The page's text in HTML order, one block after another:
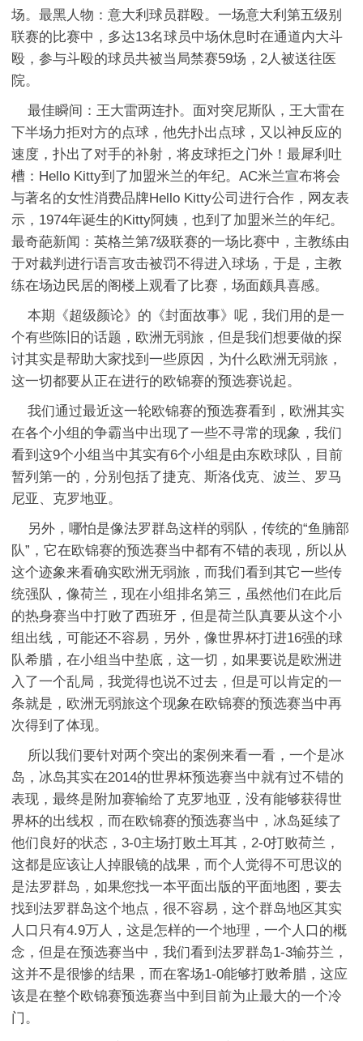
场。最黑人物：意大利球员群殴。一场意大利第五级别
联赛的比赛中，多达13名球员中场休息时在通道内大斗
殴，参与斗殴的球员共被当局禁赛59场，2人被送往医
院。
最佳瞬间：王大雷两连扑。面对突尼斯队，王大雷在
下半场力拒对方的点球，他先扑出点球，又以神反应的
速度，扑出了对手的补射，将皮球拒之门外！最犀利吐
槽：Hello Kitty到了加盟米兰的年纪。AC米兰宣布将会
与著名的女性消费品牌Hello Kitty公司进行合作，网友表
示，1974年诞生的Kitty阿姨，也到了加盟米兰的年纪。
最奇葩新闻：英格兰第7级联赛的一场比赛中，主教练由
于对裁判进行语言攻击被罚不得进入球场，于是，主教
练在场边民居的阁楼上观看了比赛，场面颇具喜感。
本期《超级颜论》的《封面故事》呢，我们用的是一
个有些陈旧的话题，欧洲无弱旅，但是我们想要做的探
讨其实是帮助大家找到一些原因，为什么欧洲无弱旅，
这一切都要从正在进行的欧锦赛的预选赛说起。
我们通过最近这一轮欧锦赛的预选赛看到，欧洲其实
在各个小组的争霸当中出现了一些不寻常的现象，我们
看到这9个小组当中其实有6个小组是由东欧球队，目前
暂列第一的，分别包括了捷克、斯洛伐克、波兰、罗马
尼亚、克罗地亚。
另外，哪怕是像法罗群岛这样的弱队，传统的“鱼腩部
队”，它在欧锦赛的预选赛当中都有不错的表现，所以从
这个迹象来看确实欧洲无弱旅，而我们看到其它一些传
统强队，像荷兰，现在小组排名第三，虽然他们在此后
的热身赛当中打败了西班牙，但是荷兰队真要从这个小
组出线，可能还不容易，另外，像世界杯打进16强的球
队希腊，在小组当中垫底，这一切，如果要说是欧洲进
入了一个乱局，我觉得也说不过去，但是可以肯定的一
条就是，欧洲无弱旅这个现象在欧锦赛的预选赛当中再
次得到了体现。
所以我们要针对两个突出的案例来看一看，一个是冰
岛，冰岛其实在2014的世界杯预选赛当中就有过不错的
表现，最终是附加赛输给了克罗地亚，没有能够获得世
界杯的出线权，而在欧锦赛的预选赛当中，冰岛延续了
他们良好的状态，3-0主场打败土耳其，2-0打败荷兰，
这都是应该让人掉眼镜的战果，而个人觉得不可思议的
是法罗群岛，如果您找一本平面出版的平面地图，要去
找到法罗群岛这个地点，很不容易，这个群岛地区其实
人口只有4.9万人，这是怎样的一个地理，一个人口的概
念，但是在预选赛当中，我们看到法罗群岛1-3输芬兰，
这并不是很惨的结果，而在客场1-0能够打败希腊，这应
该是在整个欧锦赛预选赛当中到目前为止最大的一个冷
门。